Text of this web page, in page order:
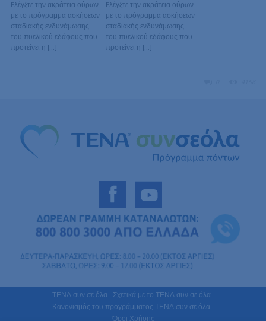
Eλέγξτε την ακράτεια ούρων
με το πρόγραμμα ασκήσεων
σταδιακής ενδυνάμωσης
του πυελικού εδάφους που
προτείνει η […]
Eλέγξτε την ακράτεια ούρων
με το πρόγραμμα ασκήσεων
σταδιακής ενδυνάμωσης
του πυελικού εδάφους που
προτείνει η […]
ΤΕΝΑ συν σε όλα . Σχετικά με το ΤΕΝΑ συν σε όλα .
Κανονισμός του προγράμματος ΤΕΝΑ συν σε όλα .
Όροι Χρήσης